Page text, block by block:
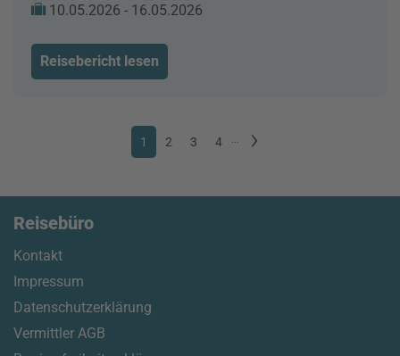
10.05.2026 - 16.05.2026
Reisebericht lesen
1 2 3 4
Reisebüro
Kontakt
Impressum
Datenschutzerklärung
Vermittler AGB